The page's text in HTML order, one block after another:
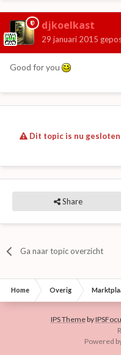
djkoelkast
29 januari 2015
Good for you
Dit topic is nu
Share
Ga naar topic overzicht
Home Overig
IPS Themeby
Powered